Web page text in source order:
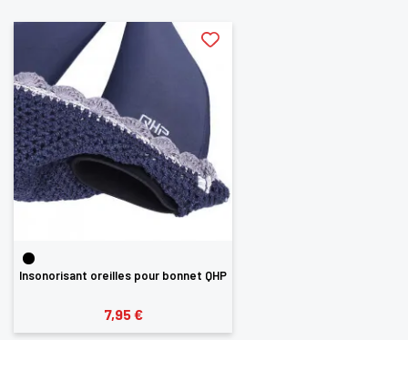
Insonorisant oreilles pour bonnet QHP
7,95 €